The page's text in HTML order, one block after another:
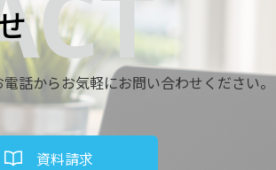
話からお気軽にお問い合わせください。
資料請求